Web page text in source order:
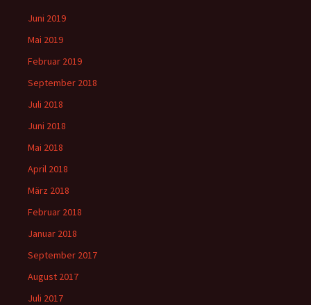
Juni 2019
Mai 2019
Februar 2019
September 2018
Juli 2018
Juni 2018
Mai 2018
April 2018
März 2018
Februar 2018
Januar 2018
September 2017
August 2017
Juli 2017